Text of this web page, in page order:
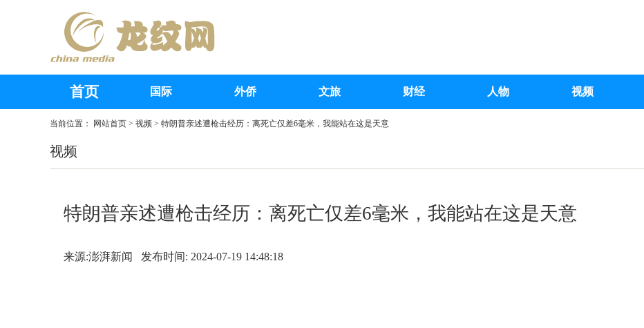
首页 国际 外侨 文旅 财经 人物 视频
当前位置： 网站首页 > 视频 > 特朗普亲述遭枪击经历：离死亡仅差6毫米，我能站在这是天意
视频
特朗普亲述遭枪击经历：离死亡仅差6毫米，我能站在这是天意
来源:澎湃新闻 发布时间: 2024-07-19 14:48:18